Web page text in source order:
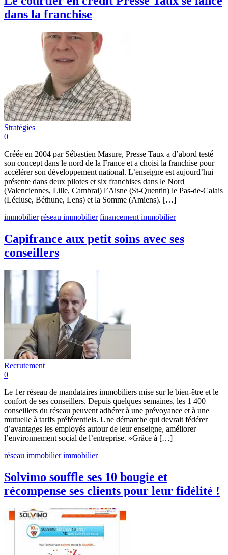
dans la franchise
Stratégies
0
Créée en 2004 par Sébastien Masure, Presse Taux a d’abord testé
son concept dans le nord de la France et a choisi la franchise pour
accélérer son développement national. L’enseigne est aujourd’hui
présente dans deux pilotes et six franchises dans le Nord
(Valenciennes, Lille, Cambrai) l’Aisne (St-Quentin) le Pas-de-Calais
(Lécluse, Béthune, Lens) et la Somme (Amiens). […]
immobilier réseau immobilier financement immobilier
Capifrance aux petit soins avec ses
conseillers
Recrutement
0
Le 1er réseau de mandataires immobiliers mise sur le bien-être et le
confort de ses conseillers. Depuis quelques semaines, les 1 400
conseillers du réseau peuvent adhérer à une prévoyance et à une
mutuelle à tarifs préférentiels. Une démarche qui devrait fédérer
d’avantages les employés autour de leur enseigne, améliorer
l’environnement social de l’entreprise. »Grâce à […]
réseau immobilier immobilier
Solvimo souffle ses 10 bougie et
récompense ses clients pour leur fidélité !